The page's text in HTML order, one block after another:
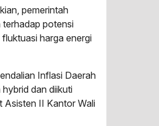
pemerintah
potensi
harga energi
Inflasi Daerah
dan diikuti
Asisten II Kantor Wali